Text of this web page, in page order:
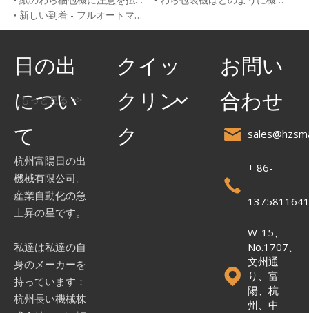
新しい到着 - フルオートマチックPLAストロー押出機LG-A（50）シリーズ
日の出
につい
て
もっと見る >>
杭州富陽日の出
機械有限公司。
産業自動化の急
上昇の星です。
私達は私達の自
身のメーカーを
持っています：
杭州長い機械株
クイッ
クリン
ク
お問い
合わせ
+ 86-
W-15、
No.1707、
文州通
り、富
陽、杭
州、中